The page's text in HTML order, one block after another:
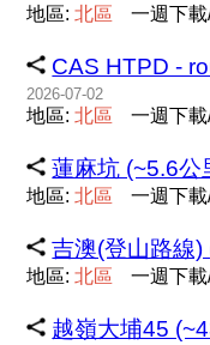
地區:北區 一週下
CAS HTPD -
2026-07-02
地區:北區 一週下
蓮麻坑 (~5.6公
地區:北區 一週下
吉澳(登山路線)
地區:北區 一週下
越嶺大埔45